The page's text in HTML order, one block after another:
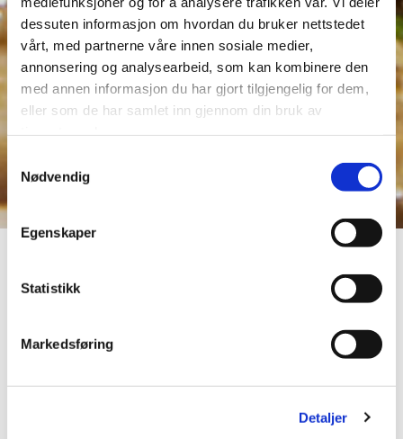
dessuten informasjon om hvordan du bruker nettstedet
vårt, med partnerne våre innen sosiale medier,
annonsering og analysearbeid, som kan kombinere den
med annen informasjon du har gjort tilgjengelig for dem,
eller som de har samlet inn gjennom din bruk av
Nødvendig
Egenskaper
Statistikk
Markedsføring
Detaljer